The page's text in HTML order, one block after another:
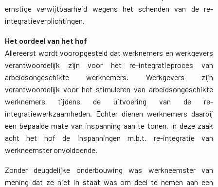
ernstige verwijtbaarheid wegens het schenden van de re-
integratieverplichtingen.
Het oordeel van het hof
Allereerst wordt vooropgesteld dat werknemers en werkgevers
verantwoordelijk zijn voor het re-integratieproces van
arbeidsongeschikte werknemers. Werkgevers zijn
verantwoordelijk voor het stimuleren van arbeidsongeschikte
werknemers tijdens de uitvoering van de re-
integratiewerkzaamheden. Echter dienen werknemers daarbij
een bepaalde mate van inspanning aan te tonen. In deze zaak
acht het hof de inspanningen m.b.t. re-integratie van
werkneemster onvoldoende.
Zonder deugdelijke onderbouwing was werkneemster van
mening dat ze niet in staat was om deel te nemen aan een